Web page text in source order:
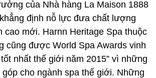
của Nhà hàng La Maison 1888
định nỗ lực đưa chất lượng
cao mới. Harnn Heritage Spa thuộc
cũng được World Spa Awards vinh
nhất thế giới năm 2015” vì những
cho ngành spa thế giới. Những